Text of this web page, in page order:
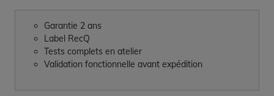
Garantie 2 ans
Label RecQ
Tests complets en atelier
Validation fonctionnelle avant expédition